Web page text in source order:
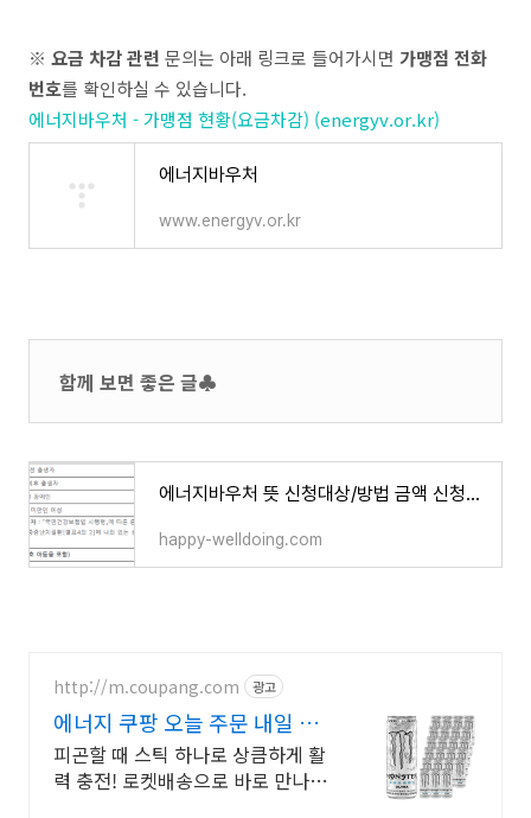
※ 요금 차감 관련 문의는 아래 링크로 들어가시면 가맹점 전화
번호를 확인하실 수 있습니다.
에너지바우처 - 가맹점 현황(요금차감) (energyv.or.kr)
에너지바우처
www.energyv.or.kr
함께 보면 좋은 글♣
에너지바우처 뜻 신청대상/방법 금액 신청기간 알아보기
happy-welldoing.com
http://m.coupang.com 광고
에너지 쿠팡 오늘 주문 내일 도
착
피곤할 때 스틱 하나로 상큼하게 활
력 충전! 로켓배송으로 바로 만나세